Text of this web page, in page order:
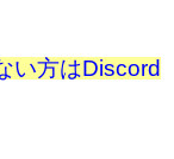
い方はDiscord